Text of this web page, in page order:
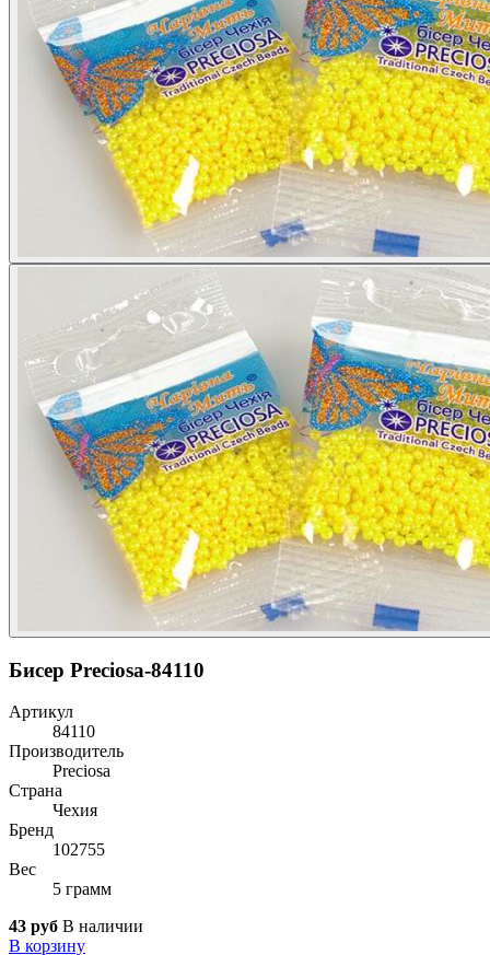
Бисер Preciosa-84110
Артикул
84110
Производитель
Preciosa
Страна
Чехия
Бренд
102755
Вес
5 грамм
43 руб В наличии
В корзину